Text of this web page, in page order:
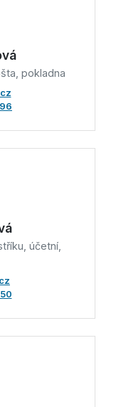
pokladna
účetní,